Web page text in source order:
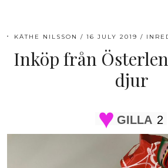
KÄTHE NILSSON 16 JULY 2019
Inköp från
djur
GILLA 2